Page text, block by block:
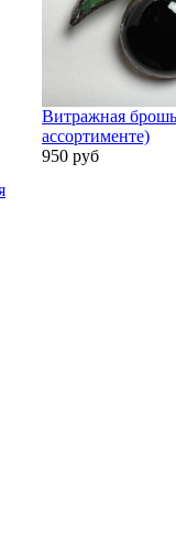
Витражная
ассортименте)
950 руб